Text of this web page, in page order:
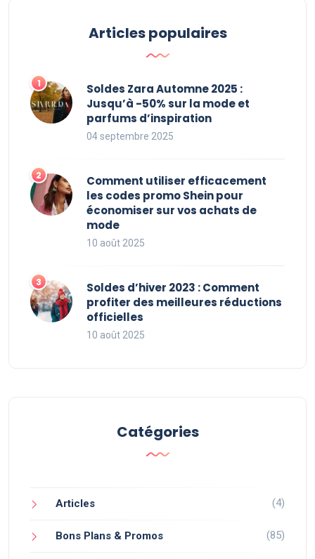
Articles populaires
Soldes Zara Automne 2025 :
Jusqu’à -50% sur la mode et
parfums d’inspiration
04 septembre 2025
Comment utiliser efficacement
les codes promo Shein pour
économiser sur vos achats de
mode
10 août 2025
Soldes d’hiver 2023 : Comment
profiter des meilleures réductions
officielles
10 août 2025
Catégories
Articles (4)
Bons Plans & Promos (85)